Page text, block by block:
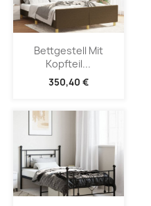
Bettgestell Mit
Kopfteil...
350,40 €